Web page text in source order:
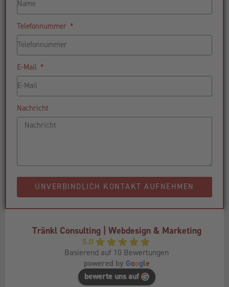
Telefonnummer
E-Mail
Nachricht
UNVERBINDLICH KONTAKT AUFNEHMEN
Tränkl Consulting | Webdesign & Marketing
5.0
Basierend auf 10 Bewertungen
powered by Google
bewerte uns auf